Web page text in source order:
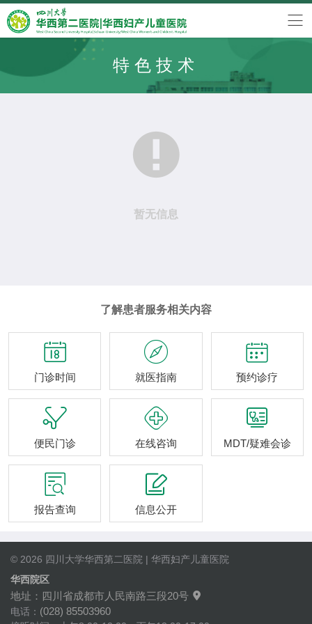
特色技术

暂无信息
了解患者服务相关内容

门诊时间

就医指南

预约诊疗

便民门诊

在线咨询

MDT/疑难会诊

报告查询

信息公开
© 2026 四川大学华西第二医院 | 华西妇产儿童医院
华西院区
地址：四川省成都市人民南路三段20号 
电话： (028) 85503960